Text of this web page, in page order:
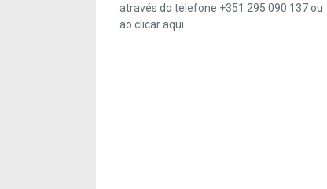
através do telefone +351 295 090 137 ou
ao clicaraqui